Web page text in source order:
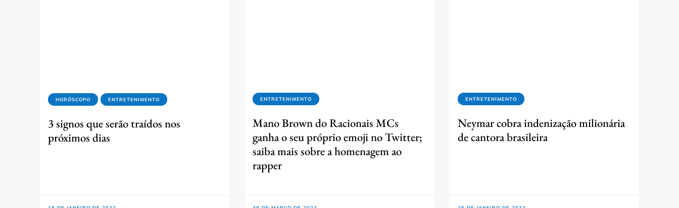
HORÓSCOPO ENTRETENIMENTO
3 signos que serão traídos nos
próximos dias
ENTRETENIMENTO
Mano Brown do Racionais MCs
ganha o seu próprio emoji no Twitter;
saiba mais sobre a homenagem ao
rapper
ENTRETENIMENTO
Neymar cobra indenização milionária
de cantora brasileira